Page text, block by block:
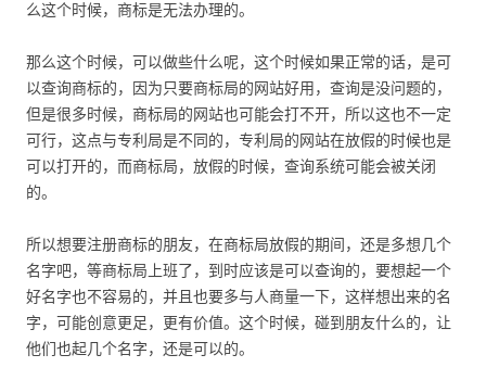
么这个时候，商标是无法办理的。
那么这个时候，可以做些什么呢，这个时候如果正常的话，是可
以查询商标的，因为只要商标局的网站好用，查询是没问题的，
但是很多时候，商标局的网站也可能会打不开，所以这也不一定
可行，这点与专利局是不同的，专利局的网站在放假的时候也是
可以打开的，而商标局，放假的时候，查询系统可能会被关闭
的。
所以想要注册商标的朋友，在商标局放假的期间，还是多想几个
名字吧，等商标局上班了，到时应该是可以查询的，要想起一个
好名字也不容易的，并且也要多与人商量一下，这样想出来的名
字，可能创意更足，更有价值。这个时候，碰到朋友什么的，让
他们也起几个名字，还是可以的。